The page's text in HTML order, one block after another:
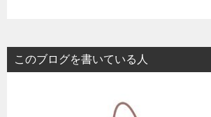
このブログを書いている人